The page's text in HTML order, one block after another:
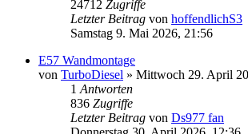
24712 Zugriffe
Letzter Beitrag von hoffendlichS3
Samstag 9. Mai 2026, 21:56
E57 Wandmontage
von TurboDiesel » Mittwoch 29. April
1 Antworten
836 Zugriffe
Letzter Beitrag von Ds977 fan